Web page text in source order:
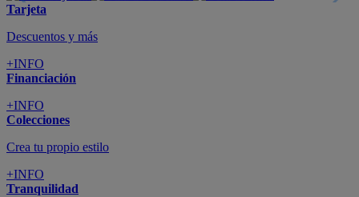
Tarjeta
Descuentos y más
+INFO
Financiación
+INFO
Colecciones
Crea tu propio estilo
+INFO
Tranquilidad